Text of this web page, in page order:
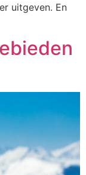
uitgeven. En